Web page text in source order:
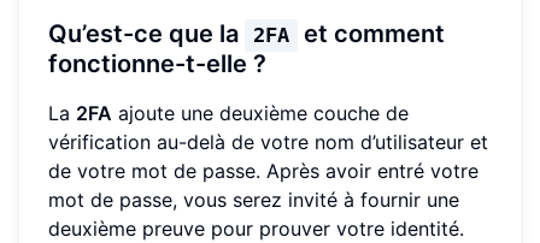
Qu’est-ce que la 2FA
et comment
fonctionne-t-elle ?
La 2FA ajoute une deuxième couche de
vérification au-delà de votre nom d’utilisateur et
de votre mot de passe. Après avoir entré votre
mot de passe, vous serez invité à fournir une
deuxième preuve pour prouver votre identité.